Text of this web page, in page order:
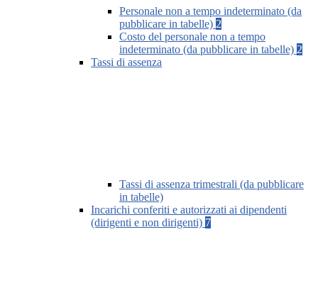
Personale non a tempo indeterminato (da
pubblicare in tabelle) 2
Costo del personale non a tempo
indeterminato (da pubblicare in tabelle) 2
Tassi di assenza
Tassi di assenza trimestrali (da pubblicare
in tabelle)
Incarichi conferiti e autorizzati ai dipendenti
(dirigenti e non dirigenti) 7